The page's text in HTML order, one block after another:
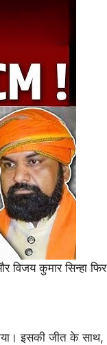
विजय कुमार सिन्हा फिर
इसकी जीत के साथ,